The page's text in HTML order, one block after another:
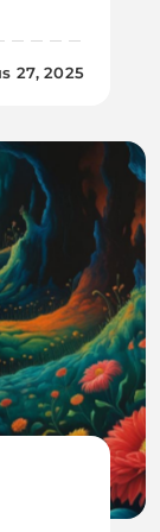
27, 2025